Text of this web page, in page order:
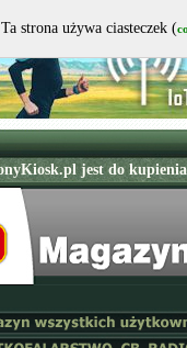
Ta strona używa ciasteczek (